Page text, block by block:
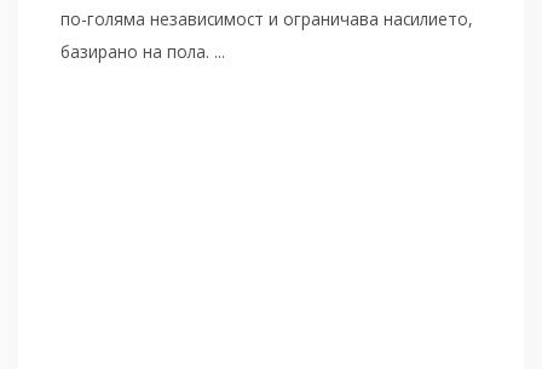
по-голяма независимост и ограничава насилието,
базирано на пола. ...